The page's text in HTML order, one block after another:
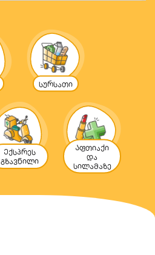
სურსათი
Ექსპრეს
გზავნილი
Აფთიაქი
და
სილამაზე